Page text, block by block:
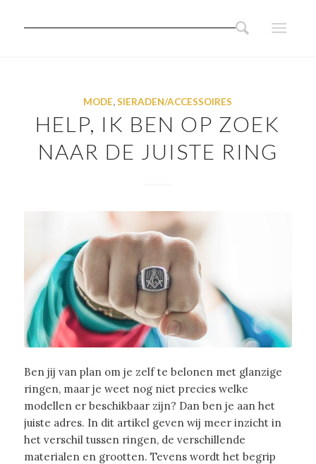
MODE,SIERADEN/ACCESSOIRES
HELP, IK BEN OP ZOEK
NAAR DE JUISTE RING
Ben jij van plan om je zelf te belonen met glanzige
ringen, maar je weet nog niet precies welke
modellen er beschikbaar zijn? Dan ben je aan het
juiste adres. In dit artikel geven wij meer inzicht in
het verschil tussen ringen, de verschillende
materialen en grootten. Tevens wordt het begrip